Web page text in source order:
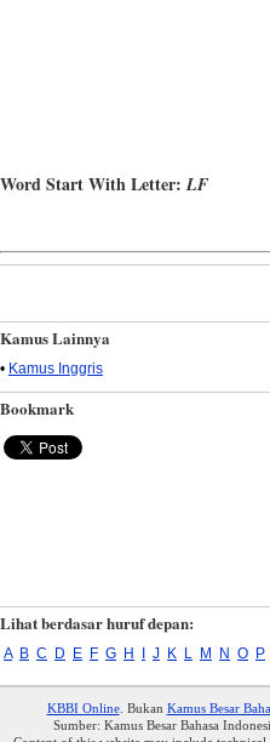
Word Start With Letter:LF
Kamus Lainnya
• Kamus Inggris
Bookmark
Lihat berdasar huruf depan:
A B C D E F G H J K L M N O P
KBBI Online. Bukan Kamus Besar
Sumber: Kamus Besar Bahasa